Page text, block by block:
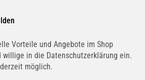
Vorteile und Angebote im Shop
in die Datenschutzerklärung ein.
möglich.